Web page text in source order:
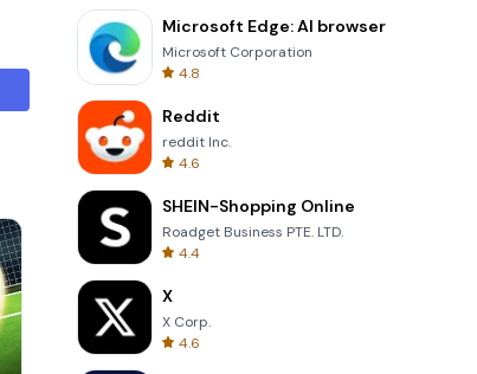
Microsoft Edge: AI browser
Microsoft Corporation
4.8
Reddit
reddit Inc.
4.6
SHEIN-Shopping Online
Roadget Business PTE. LTD.
4.4
X
X Corp.
4.6